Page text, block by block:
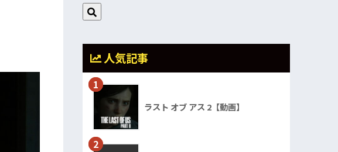
人気記事
1
ラスト オブ アス 2【動画】
2